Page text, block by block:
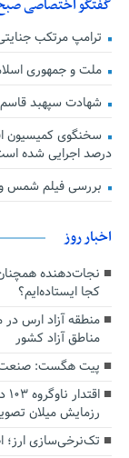
گفتگو اختصاصی
ترامپ مرتکب
ملت و جمهوری
شهادت سپهبد
درصد اجرایی شده
بررسی فیلم شمس
اخبار روز
کجا ایستاده‌ایم؟
منطقه آزاد ارس
مناطق آزاد کشور
پیت هگست: صنعت
رزمایش میلان
تک‌نرخی‌سازی ارز؛